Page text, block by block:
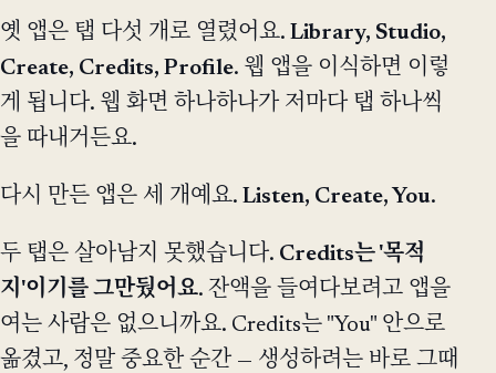
옛 앱은 탭 다섯 개로 열렸어요. Library, Studio,
Create, Credits, Profile. 웹 앱을 이식하면 이렇
게 됩니다. 웹 화면 하나하나가 저마다 탭 하나씩
을 따내거든요.
다시 만든 앱은 세 개예요. Listen, Create, You.
두 탭은 살아남지 못했습니다. Credits는 '목적
지'이기를 그만뒀어요. 잔액을 들여다보려고 앱을
여는 사람은 없으니까요. Credits는 "You" 안으로
옮겼고, 정말 중요한 순간 — 생성하려는 바로 그때